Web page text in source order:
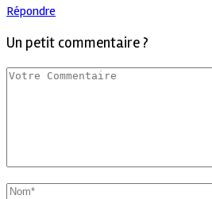
Répondre
Un petit commentaire ?